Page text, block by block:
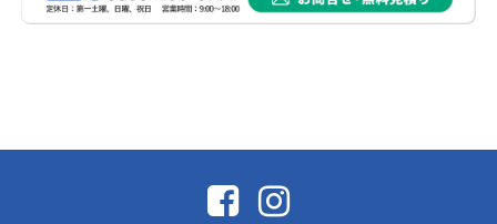
社長コラム